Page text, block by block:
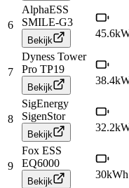
6
AlphaESS
SMILE-G3
Bekijk
45.6
7
Dyness Tower
Pro TP19
Bekijk
38.4
8
SigEnergy
SigenStor
Bekijk
32.2
9
Fox ESS
EQ6000
Bekijk
30kWh